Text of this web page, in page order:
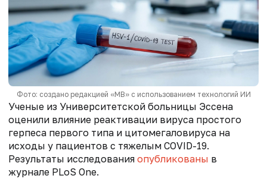
Фото: создано редакцией «МВ» с использованием технологий ИИ
Ученые из Университетской больницы Эссена
оценили влияние реактивации вируса простого
герпеса первого типа и цитомегаловируса на
исходы у пациентов с тяжелым COVID-19.
Результаты исследования опубликованы в
журнале PLoS One.